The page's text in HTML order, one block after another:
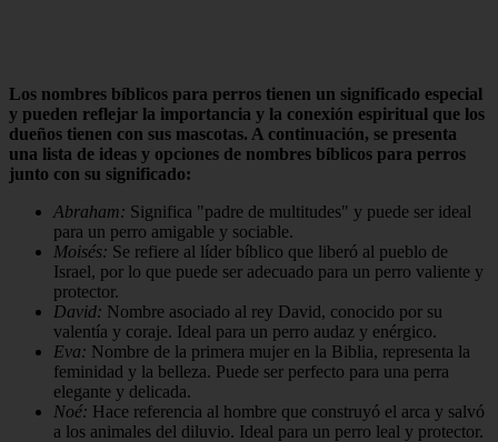
Los nombres bíblicos para perros tienen un significado especial
y pueden reflejar la importancia y la conexión espiritual que los
dueños tienen con sus mascotas. A continuación, se presenta
una lista de ideas y opciones de nombres bíblicos para perros
junto con su significado:
Abraham: Significa "padre de multitudes" y puede ser ideal
para un perro amigable y sociable.
Moisés: Se refiere al líder bíblico que liberó al pueblo de
Israel, por lo que puede ser adecuado para un perro valiente y
protector.
David: Nombre asociado al rey David, conocido por su
valentía y coraje. Ideal para un perro audaz y enérgico.
Eva: Nombre de la primera mujer en la Biblia, representa la
feminidad y la belleza. Puede ser perfecto para una perra
elegante y delicada.
Noé: Hace referencia al hombre que construyó el arca y salvó
a los animales del diluvio. Ideal para un perro leal y protector.